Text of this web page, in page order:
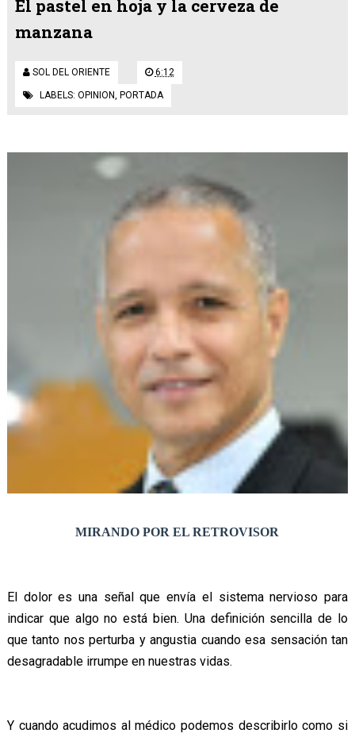
El pastel en hoja y la cerveza de
manzana
SOL DEL ORIENTE 6:12
LABELS: OPINION PORTADA
MIRANDO POR EL RETROVISOR
El dolor es una señal que envía el sistema nervioso para
indicar que algo no está bien. Una definición sencilla de lo
que tanto nos perturba y angustia cuando esa sensación tan
desagradable irrumpe en nuestras vidas.
Y cuando acudimos al médico podemos describirlo como si